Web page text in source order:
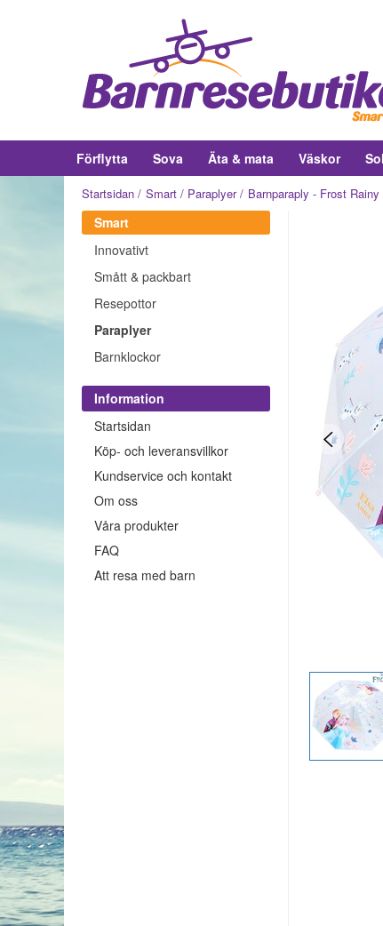
Förflytta Sova Äta & mata Väskor
Startsidan Smart Paraplyer Barnparaply - Frost Rainy
Smart
Innovativt
Smått & packbart
Resepottor
Paraplyer
Barnklockor
Information
Startsidan
Köp- och leveransvillkor
Kundservice och kontakt
Om oss
Våra produkter
FAQ
Att resa med barn